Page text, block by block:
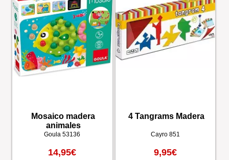
Mosaico madera
animales
Goula 53136
14,95€
4 Tangrams Madera
Cayro 851
9,95€